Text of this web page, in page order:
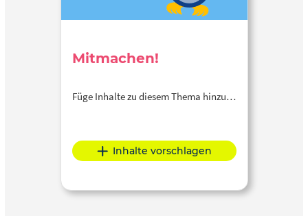
Mitmachen!
Füge Inhalte zu diesem Thema hinzu…
Inhalte vorschlagen